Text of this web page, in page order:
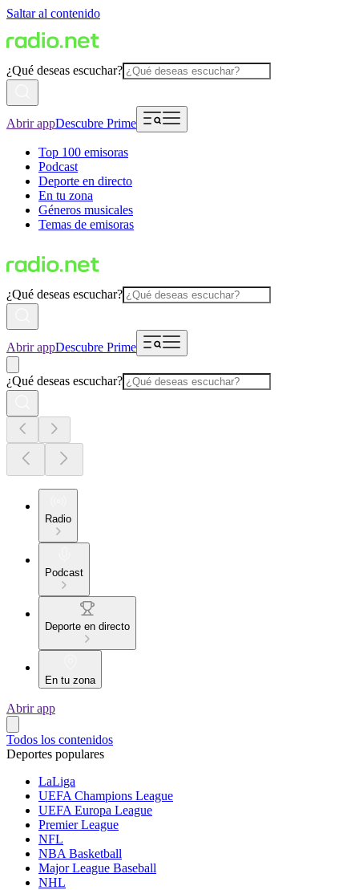
Saltar al contenido
¿Qué deseas escuchar?
Abrir appDescubre Prime
Top 100 emisoras
Podcast
Deporte en directo
En tu zona
Géneros musicales
Temas de emisoras
¿Qué deseas escuchar?
Abrir appDescubre Prime
¿Qué deseas escuchar?
Radio
Podcast
Deporte en directo
En tu zona
Abrir app
Todos los contenidos
Deportes populares
LaLiga
UEFA Champions League
UEFA Europa League
Premier League
NFL
NBA Basketball
Major League Baseball
NHL